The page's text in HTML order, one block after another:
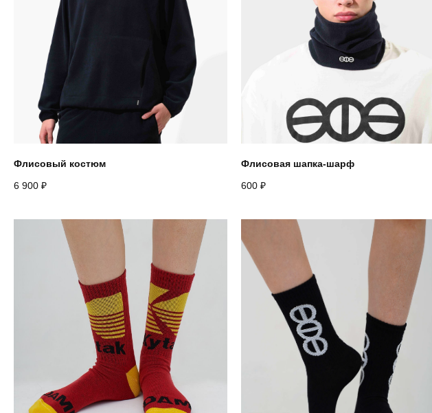
Флисовый костюм
6 900 ₽
Флисовая шапка-шарф
600 ₽
Назад